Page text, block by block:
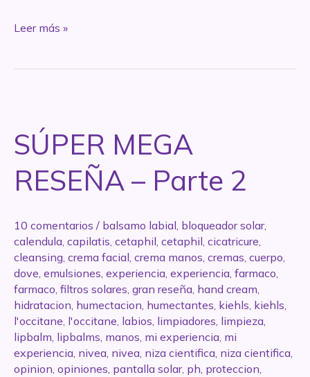
SÚPER
RESEÑA
Leer más »
SÚPER MEGA
RESEÑA – Parte 2
10 comentarios / balsamo labial, bloqueador solar,
calendula, capilatis, cetaphil, cetaphil, cicatricure,
cleansing, crema facial, crema manos, cremas, cuerpo,
dove, emulsiones, experiencia, experiencia, farmaco,
farmaco, filtros solares, gran reseña, hand cream,
hidratacion, humectacion, humectantes, kiehls, kiehls,
l'occitane, l'occitane, labios, limpiadores, limpieza,
lipbalm, lipbalms, manos, mi experiencia, mi
experiencia, nivea, nivea, niza cientifica, niza cientifica,
opinion, opiniones, pantalla solar, ph, proteccion,